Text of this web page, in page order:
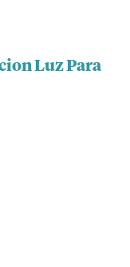
Luz Para